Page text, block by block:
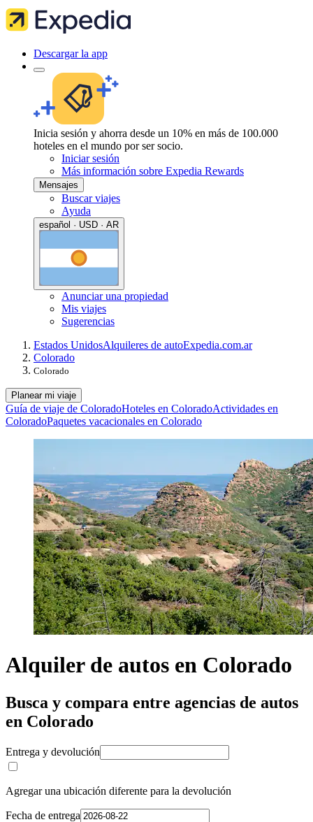
Descargar la app
Inicia sesión y ahorra desde un 10% en más de 100.000
hoteles en el mundo por ser socio.
Iniciar sesión
Más información sobre Expedia Rewards
Mensajes
Buscar viajes
Ayuda
español · USD · AR
Anunciar una propiedad
Mis viajes
Sugerencias
Estados UnidosAlquileres de autoExpedia.com.ar
Colorado
Colorado
Planear mi viaje
Guía de viaje de ColoradoHoteles en ColoradoActividades en
ColoradoPaquetes vacacionales en Colorado
Alquiler de autos en Colorado
Busca y compara entre agencias de autos
en Colorado
Entrega y devolución
Agregar una ubicación diferente para la devolución
Fecha de entrega